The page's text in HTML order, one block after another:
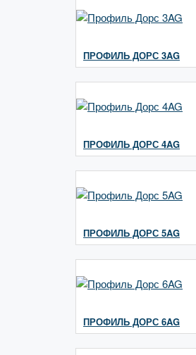
ПРОФИЛЬ ДОРС 3AG
ПРОФИЛЬ ДОРС 4AG
ПРОФИЛЬ ДОРС 5AG
ПРОФИЛЬ ДОРС 6AG